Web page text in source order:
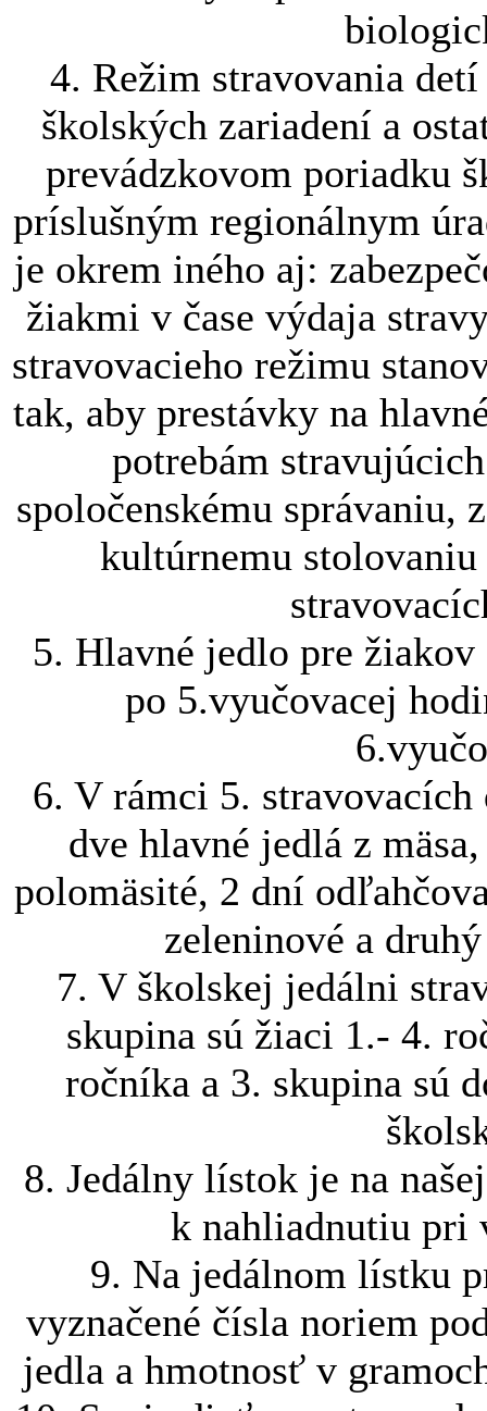
4. Režim stravovania
školských zariadení a
prevádzkovom poriadku
príslušným regionálnym
je okrem iného aj:
žiakmi v čase výdaja
stravovacieho režimu
tak, aby prestávky na
potrebám
spoločenskému správaniu,
kultúrnemu
5. Hlavné jedlo pre žiakov
po 5.vyučovacej
6. V rámci 5.
dve hlavné jedlá z
polomäsité, 2 dní
zeleninové a
7. V školskej jedálni
skupina sú žiaci 1.- 4.
ročníka a 3. skupina sú
8. Jedálny lístok je na
k nahliadnutiu pri
9. Na jedálnom lístku
vyznačené čísla noriem
jedla a hmotnosť v